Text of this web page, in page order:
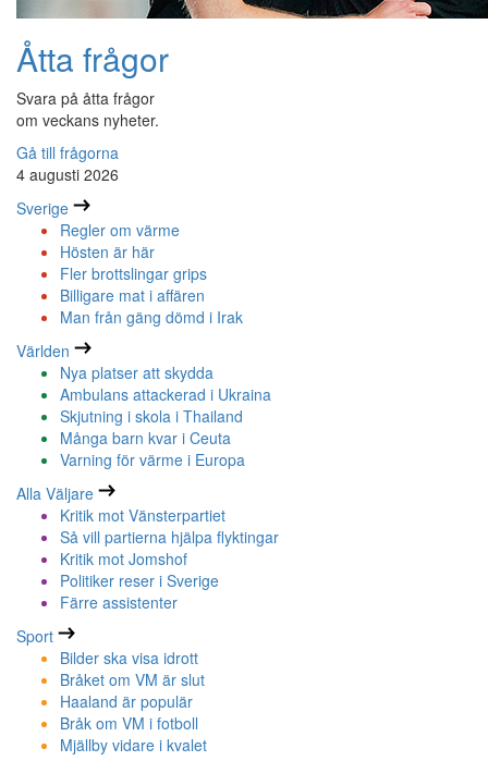
Åtta frågor
Svara på åtta frågor
om veckans nyheter.
Gå till frågorna
4 augusti 2026
Sverige
Regler om värme
Hösten är här
Fler brottslingar grips
Billigare mat i affären
Man från gäng dömd i Irak
Världen
Nya platser att skydda
Ambulans attackerad i Ukraina
Skjutning i skola i Thailand
Många barn kvar i Ceuta
Varning för värme i Europa
Alla Väljare
Kritik mot Vänsterpartiet
Så vill partierna hjälpa flyktingar
Kritik mot Jomshof
Politiker reser i Sverige
Färre assistenter
Sport
Bilder ska visa idrott
Bråket om VM är slut
Haaland är populär
Bråk om VM i fotboll
Mjällby vidare i kvalet